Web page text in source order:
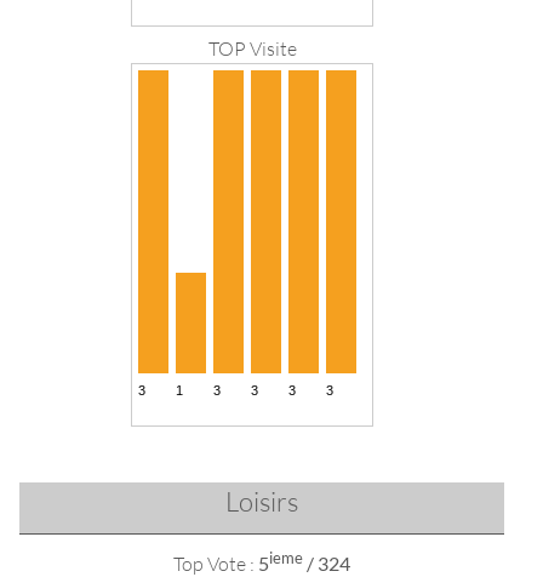
TOP Visite
Loisirs
Top Vote : 5ieme / 324